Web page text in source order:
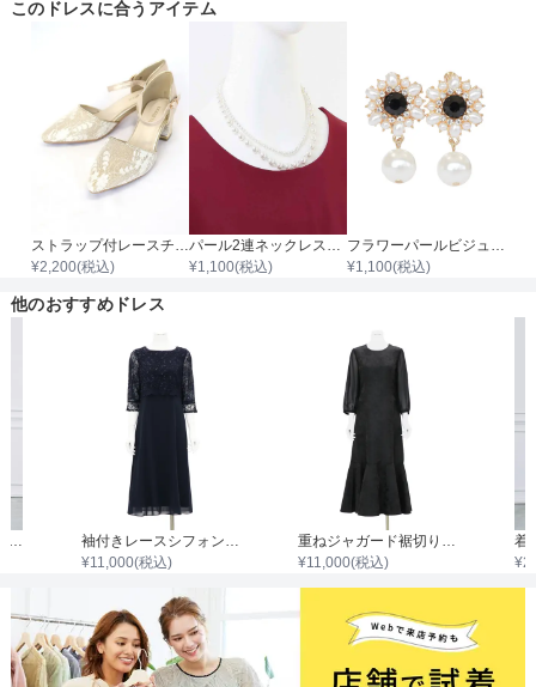
透け感
着丈目安
ファスナー
骨格タイプ
このドレスに合うアイテム
¥2,200(税込)
¥1,100(税込)
¥1,100(税込)
他のおすすめドレス
¥11,000(税込)
¥11,000(税込) ¥